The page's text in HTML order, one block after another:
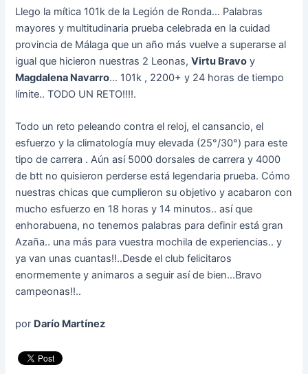
Llego la mítica 101k de la Legión de Ronda… Palabras
mayores y multitudinaria prueba celebrada en la cuidad
provincia de Málaga que un año más vuelve a superarse al
igual que hicieron nuestras 2 Leonas,Virtu Bravo y
Magdalena Navarro… 101k , 2200+ y 24 horas de tiempo
límite.. TODO UN RETO!!!!.
Todo un reto peleando contra el reloj, el cansancio, el
esfuerzo y la climatología muy elevada (25°/30°) para este
tipo de carrera . Aún así 5000 dorsales de carrera y 4000
de btt no quisieron perderse está legendaria prueba. Cómo
nuestras chicas que cumplieron su objetivo y acabaron con
mucho esfuerzo en 18 horas y 14 minutos.. así que
enhorabuena, no tenemos palabras para definir está gran
Azaña.. una más para vuestra mochila de experiencias.. y
ya van unas cuantas!!..Desde el club felicitaros
enormemente y animaros a seguir así de bien…Bravo
campeonas!!..
por Darío Martínez